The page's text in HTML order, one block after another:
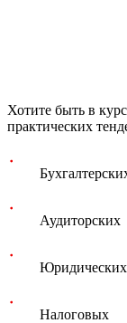
Хотите быть в
практических
Аудиторских
Юридических
Налоговых